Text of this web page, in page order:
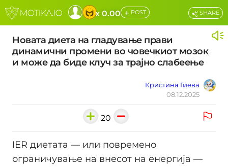
x 0.00 + POST
Новата диета на гладување прави
динамични промени во човечкиот мозок
и може да биде клуч за трајно слабеење
Кристина Гиева
08.12.2025
SHARE
20
IER диетата — или повремено
ограничување на внесот на енергија —